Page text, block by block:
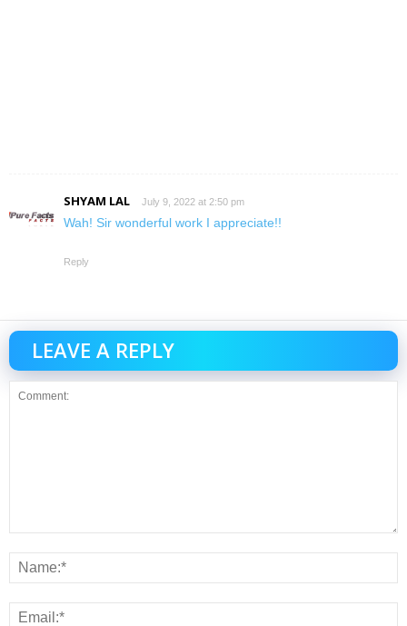
SHYAM LAL July 9, 2022 at 2:50 pm
Wah! Sir wonderful work I appreciate!!
Reply
LEAVE A REPLY